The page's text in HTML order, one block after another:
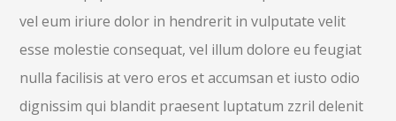
vel eum iriure dolor in hendrerit in vulputate velit
esse molestie consequat, vel illum dolore eu feugiat
nulla facilisis at vero eros et accumsan et iusto odio
dignissim qui blandit praesent luptatum zzril delenit